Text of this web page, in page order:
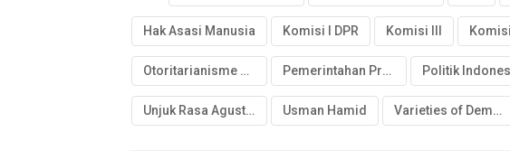
Hak Asasi Manusia Komisi I DPR Komisi III
Otoritarianisme Elektoral Pemerintahan Prabowo-Gibran Politik
Unjuk Rasa Agustus Usman Hamid Varieties of Democracy